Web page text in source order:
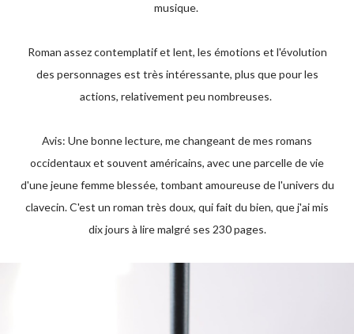
musique.
Roman assez contemplatif et lent, les émotions et l'évolution
des personnages est très intéressante, plus que pour les
actions, relativement peu nombreuses.
Avis: Une bonne lecture, me changeant de mes romans
occidentaux et souvent américains, avec une parcelle de vie
d'une jeune femme blessée, tombant amoureuse de l'univers du
clavecin. C'est un roman très doux, qui fait du bien, que j'ai mis
dix jours à lire malgré ses 230 pages.